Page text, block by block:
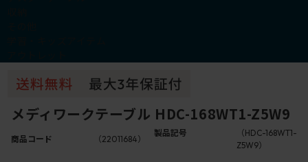
メディワークテーブル HDC-168WT1-Z5W9
商品コード （22011684）
製品記号
（HDC-168WT1-
Z5W9）